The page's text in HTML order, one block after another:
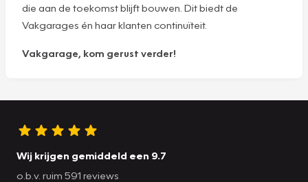
die aan de toekomst blijft bouwen. Dit biedt de
Vakgarages én haar klanten continuïteit.
Vakgarage, kom gerust verder!
Wij krijgen gemiddeld een 9.7
o.b.v. ruim 591 reviews